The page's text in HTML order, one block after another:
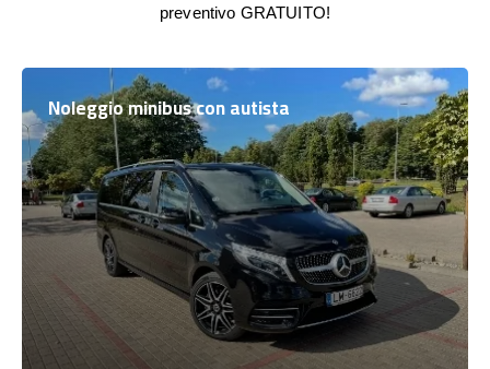
preventivo GRATUITO!
Noleggio minibus con autista